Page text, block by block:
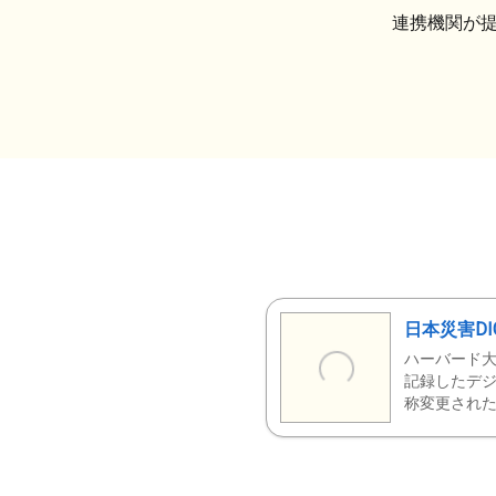
連携機関が
日本災害
ハーバード
記録したデ
称変更された